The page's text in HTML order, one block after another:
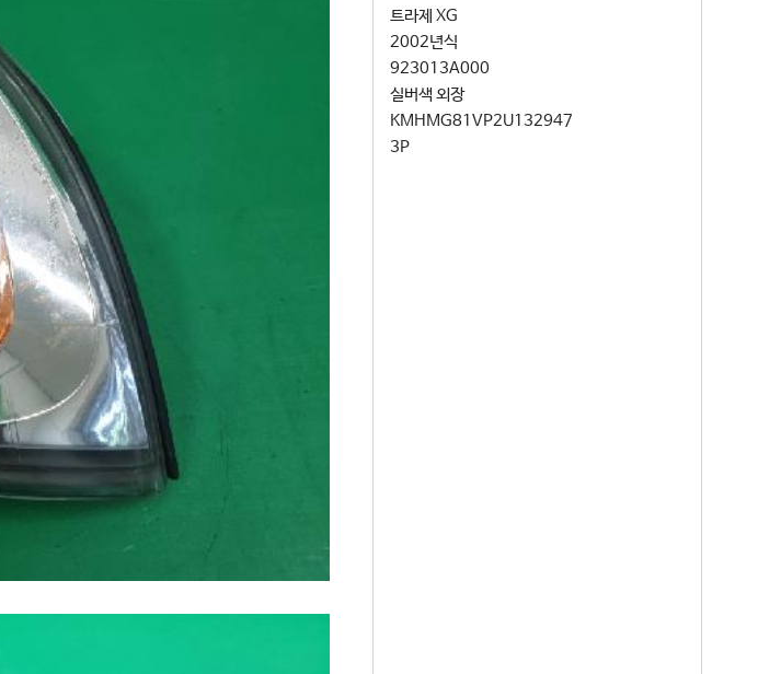
트라제 XG
2002년식
923013A000
실버색 외장
KMHMG81VP2U132947
3P